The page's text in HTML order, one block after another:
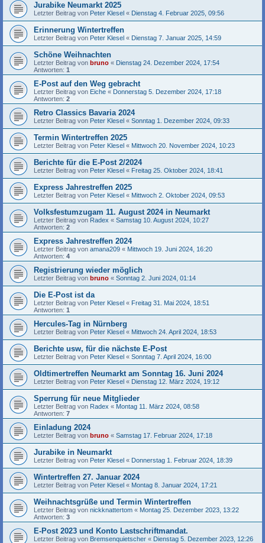
Jurabike Neumarkt 2025
Letzter Beitrag von Peter Klesel « Dienstag 4. Februar 2025, 09:56
Erinnerung Wintertreffen
Letzter Beitrag von Peter Klesel « Dienstag 7. Januar 2025, 14:59
Schöne Weihnachten
Letzter Beitrag von bruno « Dienstag 24. Dezember 2024, 17:54
Antworten: 1
E-Post auf den Weg gebracht
Letzter Beitrag von Eiche « Donnerstag 5. Dezember 2024, 17:18
Antworten: 2
Retro Classics Bavaria 2024
Letzter Beitrag von Peter Klesel « Sonntag 1. Dezember 2024, 09:33
Termin Wintertreffen 2025
Letzter Beitrag von Peter Klesel « Mittwoch 20. November 2024, 10:23
Berichte für die E-Post 2/2024
Letzter Beitrag von Peter Klesel « Freitag 25. Oktober 2024, 18:41
Express Jahrestreffen 2025
Letzter Beitrag von Peter Klesel « Mittwoch 2. Oktober 2024, 09:53
Volksfestumzugam 11. August 2024 in Neumarkt
Letzter Beitrag von Radex « Samstag 10. August 2024, 10:27
Antworten: 2
Express Jahrestreffen 2024
Letzter Beitrag von amana209 « Mittwoch 19. Juni 2024, 16:20
Antworten: 4
Registrierung wieder möglich
Letzter Beitrag von bruno « Sonntag 2. Juni 2024, 01:14
Die E-Post ist da
Letzter Beitrag von Peter Klesel « Freitag 31. Mai 2024, 18:51
Antworten: 1
Hercules-Tag in Nürnberg
Letzter Beitrag von Peter Klesel « Mittwoch 24. April 2024, 18:53
Berichte usw, für die nächste E-Post
Letzter Beitrag von Peter Klesel « Sonntag 7. April 2024, 16:00
Oldtimertreffen Neumarkt am Sonntag 16. Juni 2024
Letzter Beitrag von Peter Klesel « Dienstag 12. März 2024, 19:12
Sperrung für neue Mitglieder
Letzter Beitrag von Radex « Montag 11. März 2024, 08:58
Antworten: 7
Einladung 2024
Letzter Beitrag von bruno « Samstag 17. Februar 2024, 17:18
Jurabike in Neumarkt
Letzter Beitrag von Peter Klesel « Donnerstag 1. Februar 2024, 18:39
Wintertreffen 27. Januar 2024
Letzter Beitrag von Peter Klesel « Montag 8. Januar 2024, 17:21
Weihnachtsgrüße und Termin Wintertreffen
Letzter Beitrag von nickknattertom « Montag 25. Dezember 2023, 13:22
Antworten: 3
E-Post 2023 und Konto Lastschriftmandat.
Letzter Beitrag von Bremsenquietscher « Dienstag 5. Dezember 2023, 12:26